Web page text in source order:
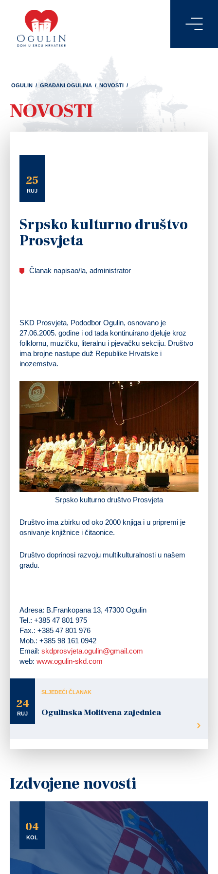
OGULIN / GRAĐANI OGULINA / NOVOSTI /
NOVOSTI
25
RUJ
Srpsko kulturno društvo
Prosvjeta
Članak napisao/la, administrator
SKD Prosvjeta, Pododbor Ogulin, osnovano je
27.06.2005. godine i od tada kontinuirano djeluje kroz
folklornu, muzičku, literalnu i pjevačku sekciju. Društvo
ima brojne nastupe duž Republike Hrvatske i
inozemstva.
Srpsko kulturno društvo Prosvjeta
Društvo ima zbirku od oko 2000 knjiga i u pripremi je
osnivanje knjižnice i čitaonice.
Društvo doprinosi razvoju multikulturalnosti u našem
gradu.
Adresa: B.Frankopana 13, 47300 Ogulin
Tel.: +385 47 801 975
Fax.: +385 47 801 976
Mob.: +385 98 161 0942
Email: skdprosvjeta.ogulin@gmail.com
web: www.ogulin-skd.com
24
RUJ
SLJEDEĆI ČLANAK
Ogulinska Molitvena zajednica
Izdvojene novosti
04
KOL